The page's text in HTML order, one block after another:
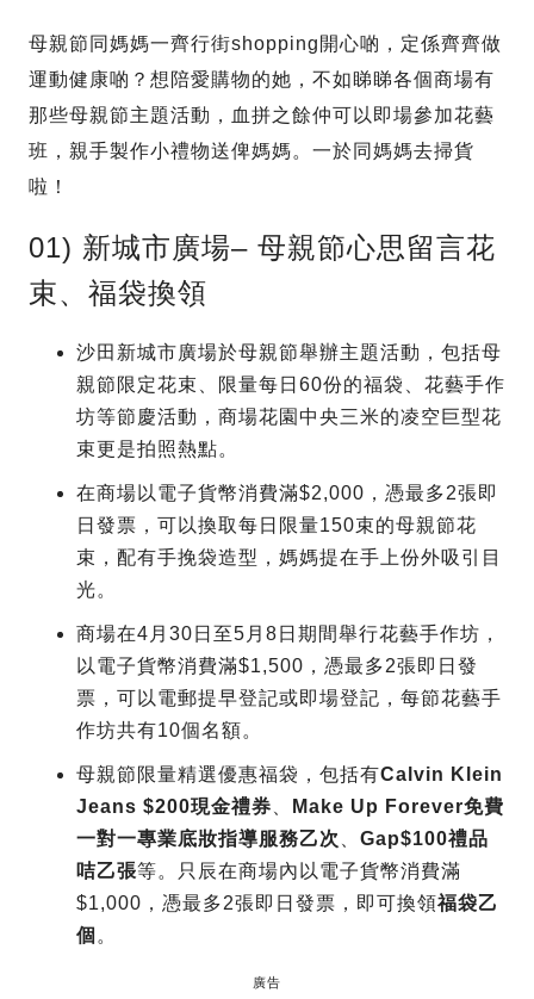
母親節同媽媽一齊行街shopping開心啲，定係齊齊做
運動健康啲？想陪愛購物的她，不如睇睇各個商場有
那些母親節主題活動，血拼之餘仲可以即場參加花藝
班，親手製作小禮物送俾媽媽。一於同媽媽去掃貨
啦！
01) 新城市廣場– 母親節心思留言花
束、福袋換領
沙田新城市廣場於母親節舉辦主題活動，包括母
親節限定花束、限量每日60份的福袋、花藝手作
坊等節慶活動，商場花園中央三米的凌空巨型花
束更是拍照熱點。
在商場以電子貨幣消費滿$2,000，憑最多2張即
日發票，可以換取每日限量150束的母親節花
束，配有手挽袋造型，媽媽提在手上份外吸引目
光。
商場在4月30日至5月8日期間舉行花藝手作坊，
以電子貨幣消費滿$1,500，憑最多2張即日發
票，可以電郵提早登記或即場登記，每節花藝手
作坊共有10個名額。
母親節限量精選優惠福袋，包括有Calvin Klein
Jeans $200現金禮券
Make Up Forever免費
一對一專業底妝指導服務乙次
Gap$100禮品
咭乙張等。只辰在商場內以電子貨幣消費滿
$1,000，憑最多2張即日發票，即可換領福袋乙
個 。
廣告